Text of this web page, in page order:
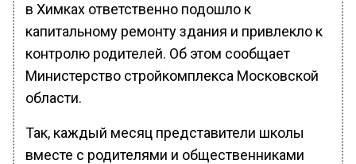
в Химках ответственно подошло к
капитальному ремонту здания и привлекло к
контролю родителей. Об этом сообщает
Министерство стройкомплекса Московской
области.
Так, каждый месяц представители школы
вместе с родителями и общественниками